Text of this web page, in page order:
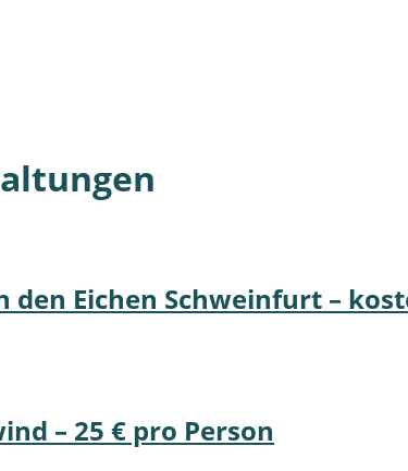
den Eichen Schweinfurt –
– 25 € pro Person